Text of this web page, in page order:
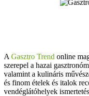
A Gasztro Trend online
szerepel a hazai
valamint a kulináris
és finom ételek és italok
vendéglátóhelyek